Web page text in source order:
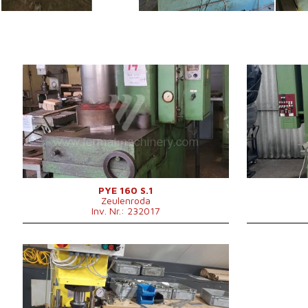
Baujahr:
0
Presskraft
160 t
Die Abmessungen des
Desktop
900x630 mm
Stößelabmessungen
750x450 mm
Hauptmotorleistung
15 kW
Maschinenabmessungen L x
B x H
2200x1250x3280
mm
Maschinengewicht
6838 kg
nein
PYE 160 S.1
Zeulenroda
Inv. Nr.: 232017
Baujahr:
Presskraft
Die
Baujahr:
Presskraft
15 t
Die Abmessungen des
Desktop
mm